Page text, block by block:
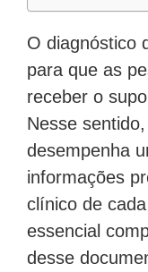
O diagnóstico
para que as
receber o
Nesse
desempenha
informações
clínico de
essencial
desse